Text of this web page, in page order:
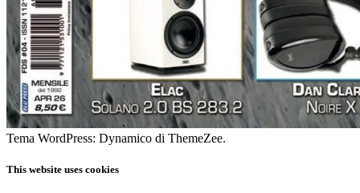
Tema WordPress: Dynamico di ThemeZee.
This website uses cookies